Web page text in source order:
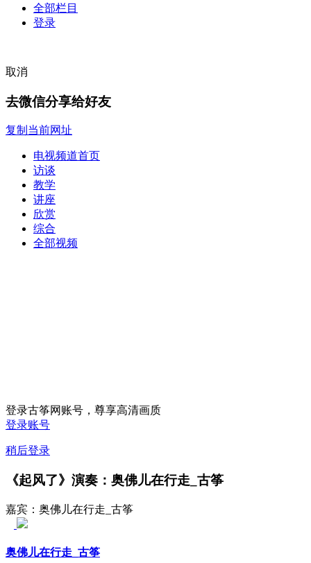
全部栏目
登录
取消
去微信分享给好友
复制当前网址
电视频道首页
访谈
教学
讲座
欣赏
综合
全部视频
登录古筝网账号，尊享高清画质
登录账号
稍后登录
《起风了》演奏：奥佛儿在行走_古筝
嘉宾：奥佛儿在行走_古筝
奥佛儿在行走_古筝